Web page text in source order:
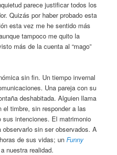
parece justificar todos los
Quizás por haber probado esta
esta vez me he sentido más
tampoco me quito la
más de la cuenta al “mago”
sin fin. Un tiempo invernal
Una pareja con su
deshabitada. Alguien llama
timbre, sin responder a las
sus intenciones. El matrimonio
sin ser observados. A
de sus vidas; unFunny
nuestra realidad.